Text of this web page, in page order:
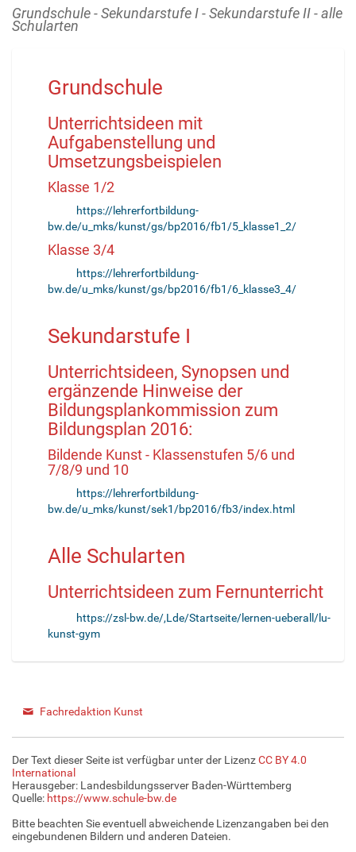
Grundschule - Sekundarstufe I - Sekundarstufe II - alle
Schularten
Grundschule
Unterrichtsideen mit
Aufgabenstellung und
Umsetzungsbeispielen
Klasse 1/2
https://lehrerfortbildung-
bw.de/u_mks/kunst/gs/bp2016/fb1/5_klasse1_2/
Klasse 3/4
https://lehrerfortbildung-
bw.de/u_mks/kunst/gs/bp2016/fb1/6_klasse3_4/
Sekundarstufe I
Unterrichtsideen, Synopsen und
ergänzende Hinweise der
Bildungsplankommission zum
Bildungsplan 2016:
Bildende Kunst - Klassenstufen 5/6 und
7/8/9 und 10
https://lehrerfortbildung-
bw.de/u_mks/kunst/sek1/bp2016/fb3/index.html
Alle Schularten
Unterrichtsideen zum Fernunterricht
https://zsl-bw.de/,Lde/Startseite/lernen-ueberall/lu-
kunst-gym
Fachredaktion Kunst
Der Text dieser Seite ist verfügbar unter der LizenzCC BY 4.0
International
Herausgeber: Landesbildungsserver Baden-Württemberg
Quelle: https://www.schule-bw.de
Bitte beachten Sie eventuell abweichende Lizenzangaben bei den
eingebundenen Bildern und anderen Dateien.